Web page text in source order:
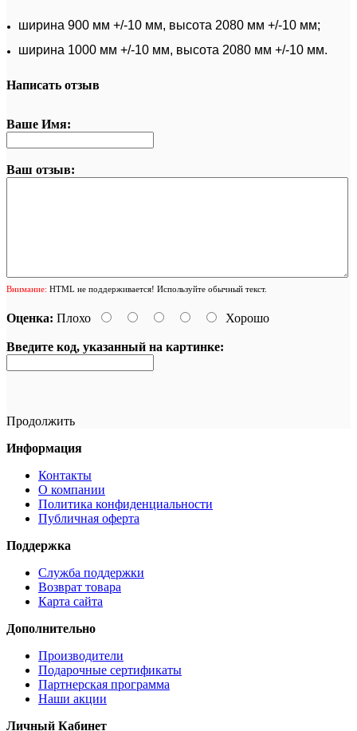
ширина 900 мм +/-10 мм, высота 2080 мм +/-10 мм;
ширина 1000 мм +/-10 мм, высота 2080 мм +/-10 мм.
Написать отзыв
Ваше Имя:
Ваш отзыв:
Внимание: HTML не поддерживается! Используйте обычный текст.
Оценка: Плохо Хорошо
Введите код, указанный на картинке:
Продолжить
Информация
Контакты
О компании
Политика конфиденциальности
Публичная оферта
Поддержка
Служба поддержки
Возврат товара
Карта сайта
Дополнительно
Производители
Подарочные сертификаты
Партнерская программа
Наши акции
Личный Кабинет